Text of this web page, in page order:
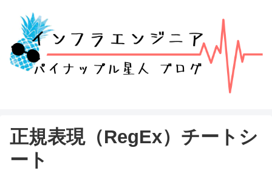
正規表現（RegEx）チートシ
ート